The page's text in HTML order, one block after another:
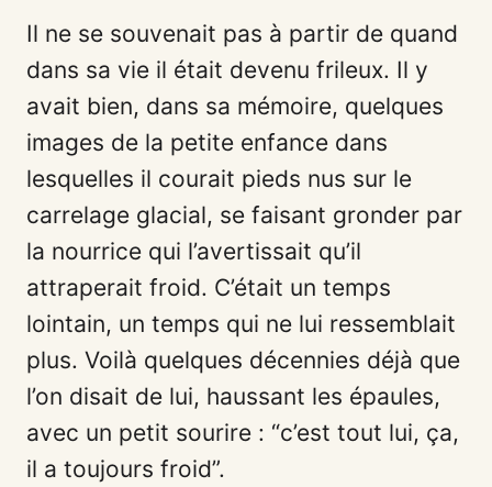
Il ne se souvenait pas à partir de quand
dans sa vie il était devenu frileux. Il y
avait bien, dans sa mémoire, quelques
images de la petite enfance dans
lesquelles il courait pieds nus sur le
carrelage glacial, se faisant gronder par
la nourrice qui l’avertissait qu’il
attraperait froid. C’était un temps
lointain, un temps qui ne lui ressemblait
plus. Voilà quelques décennies déjà que
l’on disait de lui, haussant les épaules,
avec un petit sourire : “c’est tout lui, ça,
il a toujours froid”.